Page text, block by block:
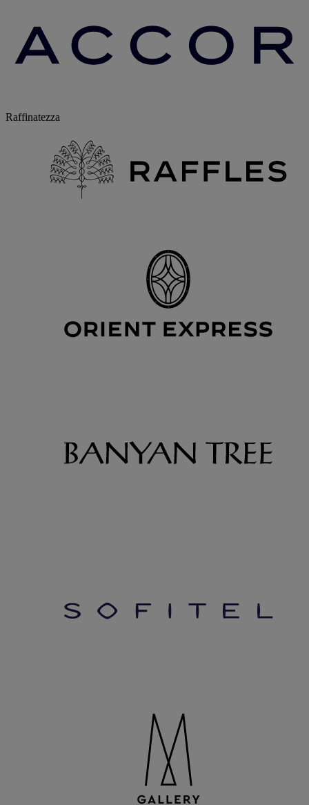
Raffinatezza